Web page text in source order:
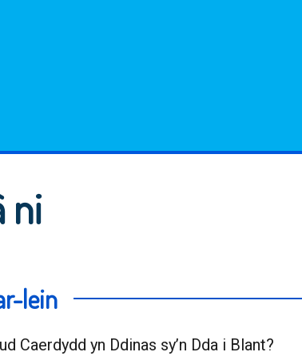
ni
lein
Caerdydd yn Ddinas sy’n Dda i Blant?